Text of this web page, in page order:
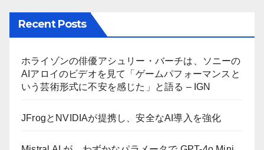
Recent Posts
ホライゾンの俳優アシュリー・バーチは、ソニーの
AIアロイのビデオを見て「ゲームパフォーマンスと
いう芸術形式に不安を感じた」と語る – IGN
JFrogとNVIDIAが提携し、安全なAI導入を強化